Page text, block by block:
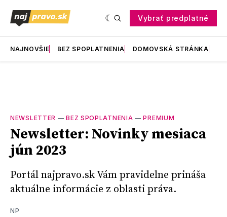
Vybrať predplatné
NAJNOVŠIE BEZ SPOPLATNENIA DOMOVSKÁ STRÁNKA
NEWSLETTER —BEZ SPOPLATNENIA —PREMIUM
Newsletter: Novinky mesiaca
jún 2023
Portál najpravo.sk Vám pravidelne prináša
aktuálne informácie z oblasti práva.
NP